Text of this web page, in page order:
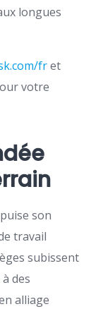
longues
fret
votre
puise son
travail
subissent
des
alliage